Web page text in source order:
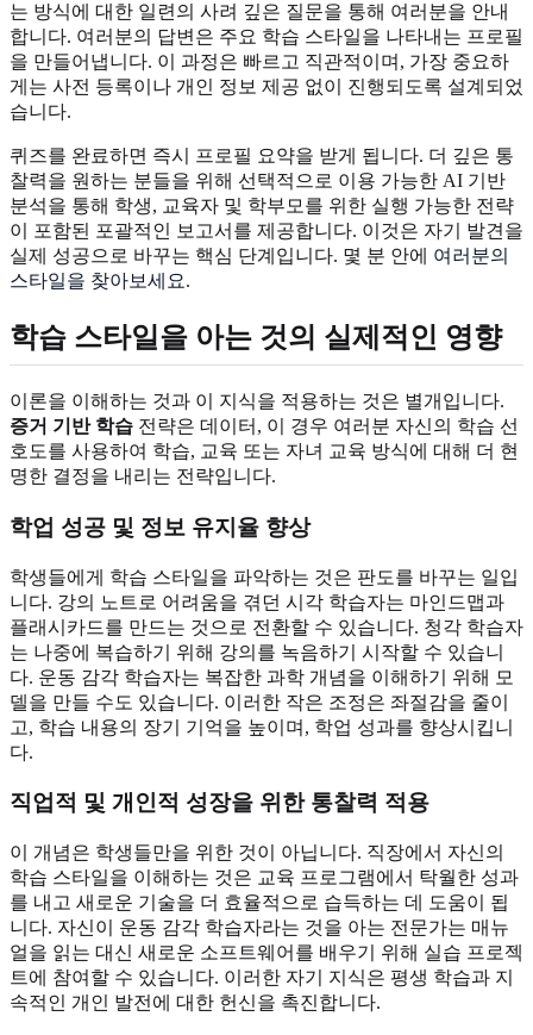
는 방식에 대한 일련의 사려 깊은 질문을 통해 여러분을 안내
합니다. 여러분의 답변은 주요 학습 스타일을 나타내는 프로필
을 만들어냅니다. 이 과정은 빠르고 직관적이며, 가장 중요하
게는 사전 등록이나 개인 정보 제공 없이 진행되도록 설계되었
습니다.
퀴즈를 완료하면 즉시 프로필 요약을 받게 됩니다. 더 깊은 통
찰력을 원하는 분들을 위해 선택적으로 이용 가능한 AI 기반
분석을 통해 학생, 교육자 및 학부모를 위한 실행 가능한 전략
이 포함된 포괄적인 보고서를 제공합니다. 이것은 자기 발견을
실제 성공으로 바꾸는 핵심 단계입니다. 몇 분 안에 여러분의
스타일을 찾아보세요.
학습 스타일을 아는 것의 실제적인 영향
이론을 이해하는 것과 이 지식을 적용하는 것은 별개입니다.
증거 기반 학습 전략은 데이터, 이 경우 여러분 자신의 학습 선
호도를 사용하여 학습, 교육 또는 자녀 교육 방식에 대해 더 현
명한 결정을 내리는 전략입니다.
학업 성공 및 정보 유지율 향상
학생들에게 학습 스타일을 파악하는 것은 판도를 바꾸는 일입
니다. 강의 노트로 어려움을 겪던 시각 학습자는 마인드맵과
플래시카드를 만드는 것으로 전환할 수 있습니다. 청각 학습자
는 나중에 복습하기 위해 강의를 녹음하기 시작할 수 있습니
다. 운동 감각 학습자는 복잡한 과학 개념을 이해하기 위해 모
델을 만들 수도 있습니다. 이러한 작은 조정은 좌절감을 줄이
고, 학습 내용의 장기 기억을 높이며, 학업 성과를 향상시킵니
다.
직업적 및 개인적 성장을 위한 통찰력 적용
이 개념은 학생들만을 위한 것이 아닙니다. 직장에서 자신의
학습 스타일을 이해하는 것은 교육 프로그램에서 탁월한 성과
를 내고 새로운 기술을 더 효율적으로 습득하는 데 도움이 됩
니다. 자신이 운동 감각 학습자라는 것을 아는 전문가는 매뉴
얼을 읽는 대신 새로운 소프트웨어를 배우기 위해 실습 프로젝
트에 참여할 수 있습니다. 이러한 자기 지식은 평생 학습과 지
속적인 개인 발전에 대한 헌신을 촉진합니다.